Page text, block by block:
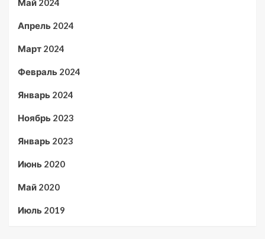
Май 2024
Апрель 2024
Март 2024
Февраль 2024
Январь 2024
Ноябрь 2023
Январь 2023
Июнь 2020
Май 2020
Июль 2019